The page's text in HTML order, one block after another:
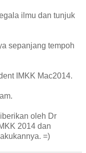
ilmu dan tunjuk
sepanjang tempoh
IMKK Mac2014.
oleh Dr
2014 dan
=)